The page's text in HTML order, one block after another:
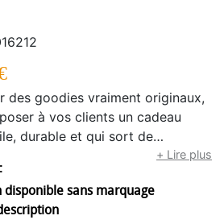
des goodies vraiment originaux,
à vos clients un cadeau
durable et qui sort de
répondent parfaitement à cette
il suffit de les enterrer
d’eau pour qu’elles
les plantes environnantes.
+ Lire plus
disponible sans marquage